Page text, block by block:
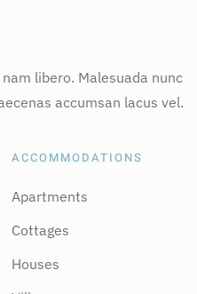
libero. Malesuada nunc
accumsan lacus vel.
ACCOMMODATIONS
Apartments
Cottages
Houses